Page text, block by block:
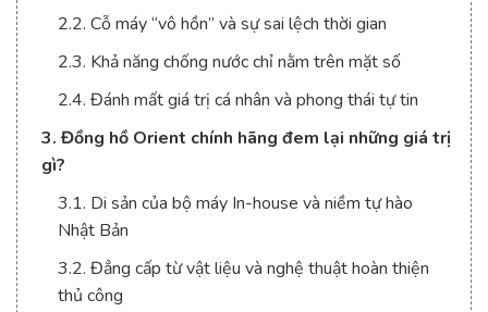
2.2. Cỗ máy “vô hồn” và sự sai lệch thời gian
2.3. Khả năng chống nước chỉ nằm trên mặt số
2.4. Đánh mất giá trị cá nhân và phong thái tự tin
3. Đồng hồ Orient chính hãng đem lại những giá trị
gì?
3.1. Di sản của bộ máy In-house và niềm tự hào
Nhật Bản
3.2. Đẳng cấp từ vật liệu và nghệ thuật hoàn thiện
thủ công